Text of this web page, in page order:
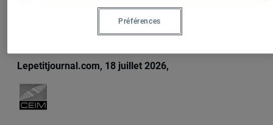
Le LATICCE, le laboratoire qui a façonné
Lepetitjournal.com, 18 juillet 2026,
Préférences